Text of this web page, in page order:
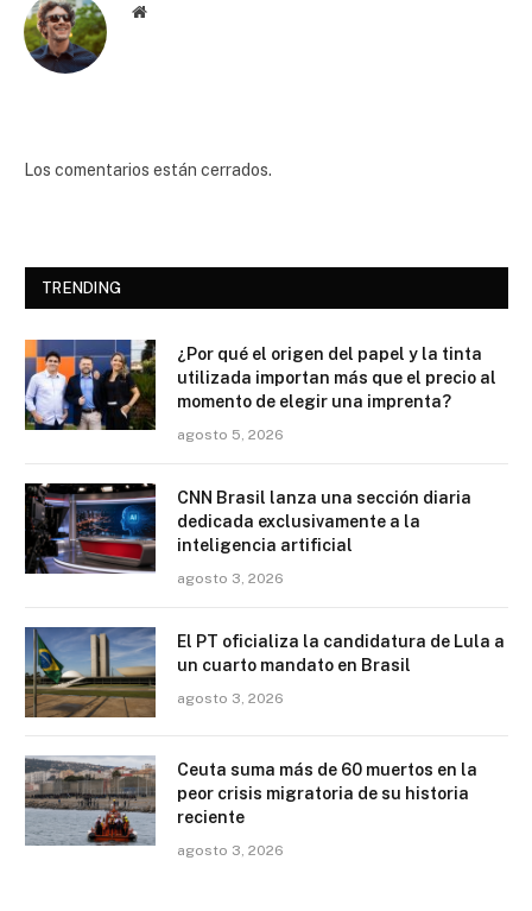
Website
Los comentarios están cerrados.
TRENDING
¿Por qué el origen del papel y la tinta
utilizada importan más que el precio al
momento de elegir una imprenta?
agosto 5, 2026
CNN Brasil lanza una sección diaria
dedicada exclusivamente a la
inteligencia artificial
agosto 3, 2026
El PT oficializa la candidatura de Lula a
un cuarto mandato en Brasil
agosto 3, 2026
Ceuta suma más de 60 muertos en la
peor crisis migratoria de su historia
reciente
agosto 3, 2026